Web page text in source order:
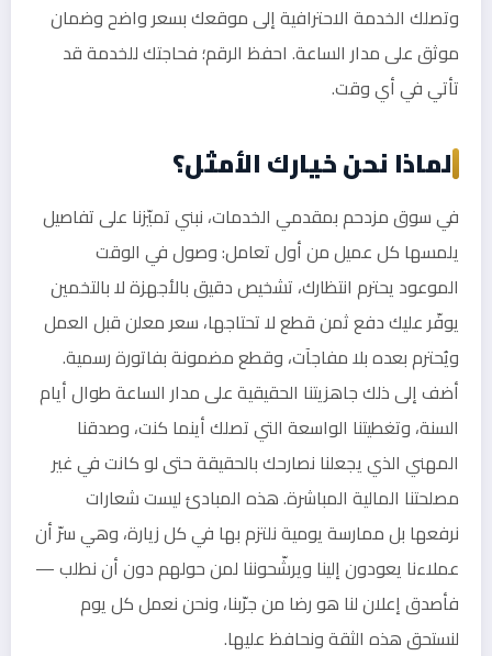
وتصلك الخدمة الاحترافية إلى موقعك بسعر واضح وضمان
موثق على مدار الساعة. احفظ الرقم؛ فحاجتك للخدمة قد
تأتي في أي وقت.
لماذا نحن خيارك الأمثل؟
في سوق مزدحم بمقدمي الخدمات، نبني تميّزنا على تفاصيل
يلمسها كل عميل من أول تعامل: وصول في الوقت
الموعود يحترم انتظارك، تشخيص دقيق بالأجهزة لا بالتخمين
يوفّر عليك دفع ثمن قطع لا تحتاجها، سعر معلن قبل العمل
ويُحترم بعده بلا مفاجآت، وقطع مضمونة بفاتورة رسمية.
أضف إلى ذلك جاهزيتنا الحقيقية على مدار الساعة طوال أيام
السنة، وتغطيتنا الواسعة التي تصلك أينما كنت، وصدقنا
المهني الذي يجعلنا نصارحك بالحقيقة حتى لو كانت في غير
مصلحتنا المالية المباشرة. هذه المبادئ ليست شعارات
نرفعها بل ممارسة يومية نلتزم بها في كل زيارة، وهي سرّ أن
عملاءنا يعودون إلينا ويرشّحوننا لمن حولهم دون أن نطلب —
فأصدق إعلان لنا هو رضا من جرّبنا، ونحن نعمل كل يوم
لنستحق هذه الثقة ونحافظ عليها.